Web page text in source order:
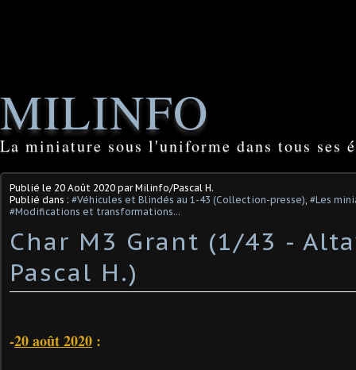
MILINFO
La miniature sous l'uniforme dans tous ses
Publié le 20 Août 2020 par Milinfo/Pascal H.
Publié dans : #Véhicules et Blindés au 1-43 (Collection-presse), #Les
#Modifications et transformations...
Char M3 Grant (1/43 -
Pascal H.)
-20 août 2020 :